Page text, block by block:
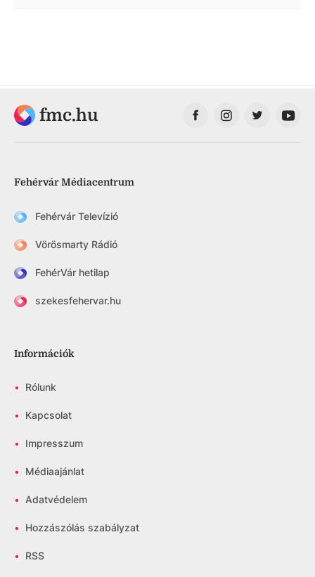
fmc.hu
Fehérvár Médiacentrum
Fehérvár Televízió
Vörösmarty Rádió
FehérVár hetilap
szekesfehervar.hu
Információk
• Rólunk
• Kapcsolat
• Impresszum
• Médiaajánlat
• Adatvédelem
• Hozzászólás szabályzat
• RSS